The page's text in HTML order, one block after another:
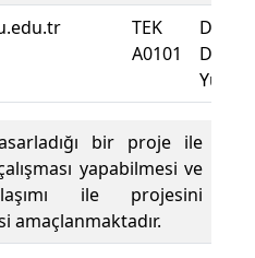
TEK
A0101
Dersin
bir proje ile
yapabilmesi ve
ile projesini
amaçlanmaktadır.